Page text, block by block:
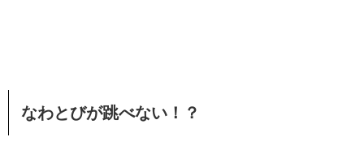
なわとびが跳べない！？